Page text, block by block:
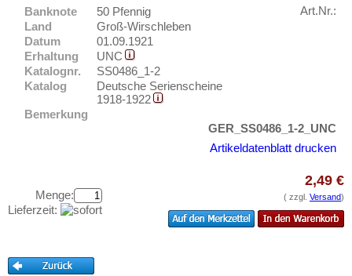
Guhrau
Güsten
Güstrow
Orte mit H...
Orte mit I...
Orte mit M...
Orte mit N...
Orte mit P...
Sets
Testbanknoten
Banknotenbriefe
Kataloge
Aufbewahrung
Kontakt
Preislisten
Banknote
50 Pfennig
Land
Groß-Wirschleben
Datum
01.09.1921
Erhaltung
UNC
Katalognr.
SS0486_1-2
Katalog
Deutsche Serienscheine
1918-1922
Bemerkung
Art.Nr.:
GER_SS0486_1-2_UNC
Artikeldatenblatt drucken
Menge:
Lieferzeit:
2,49 €
( zzgl. Versand)